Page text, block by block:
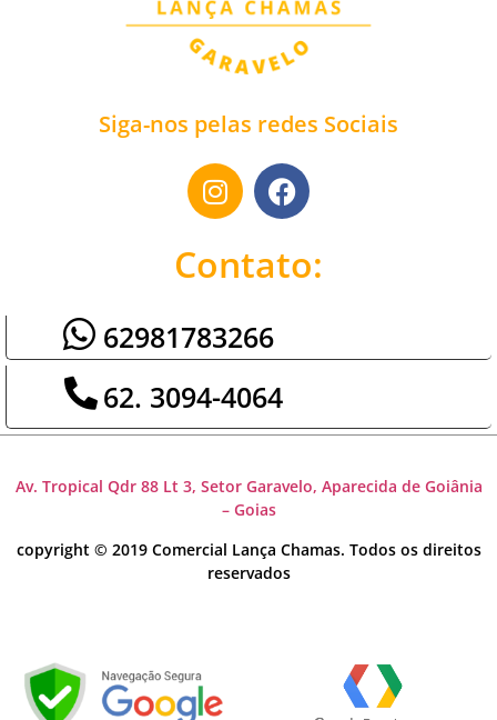
Siga-nos pelas redes Sociais
Contato:
62981783266
62. 3094-4064
Av. Tropical Qdr 88 Lt 3, Setor Garavelo, Aparecida de Goiânia
– Goias
copyright © 2019 Comercial Lança Chamas. Todos os direitos
reservados